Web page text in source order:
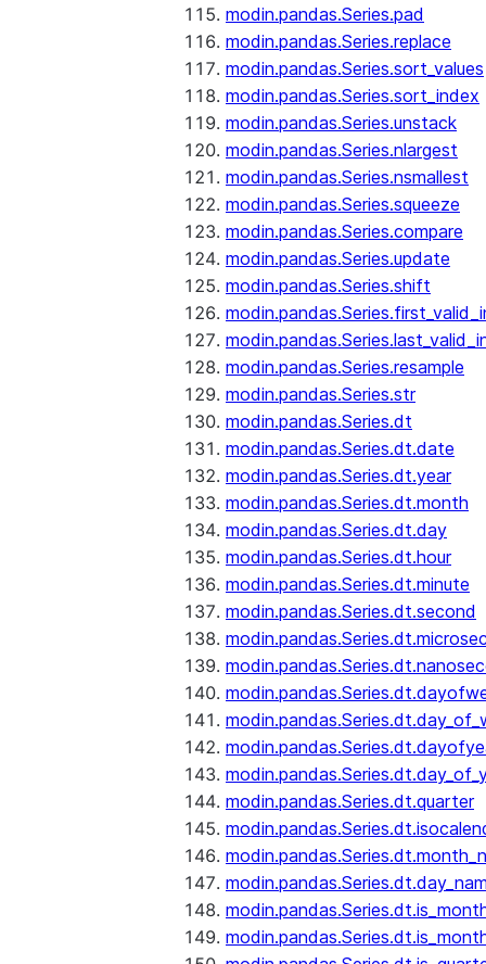
modin.pandas.Series.pad
modin.pandas.Series.replace
modin.pandas.Series.sort_values
modin.pandas.Series.sort_index
modin.pandas.Series.unstack
modin.pandas.Series.nlargest
modin.pandas.Series.nsmallest
modin.pandas.Series.squeeze
modin.pandas.Series.compare
modin.pandas.Series.update
modin.pandas.Series.shift
modin.pandas.Series.resample
modin.pandas.Series.str
modin.pandas.Series.dt
modin.pandas.Series.dt.date
modin.pandas.Series.dt.year
modin.pandas.Series.dt.month
modin.pandas.Series.dt.day
modin.pandas.Series.dt.hour
modin.pandas.Series.dt.minute
modin.pandas.Series.dt.second
modin.pandas.Series.dt.quarter